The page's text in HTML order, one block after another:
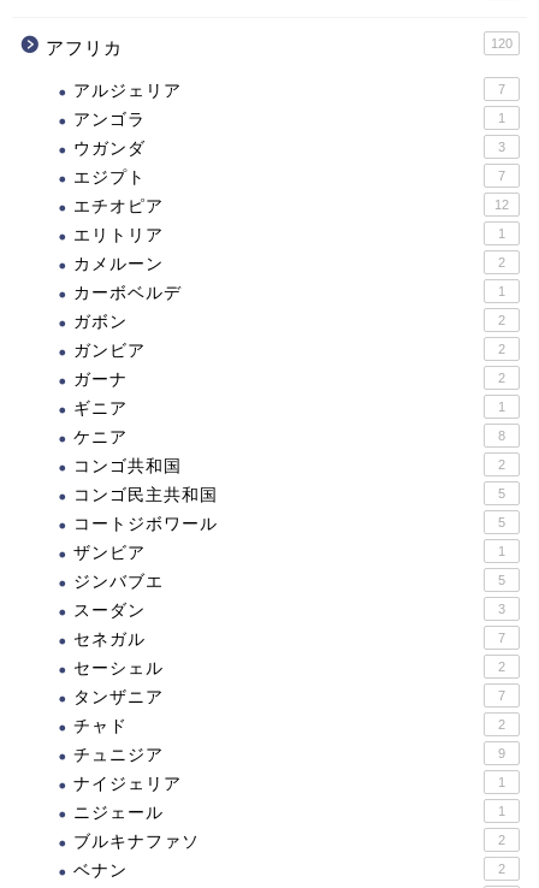
アフリカ 120
アルジェリア 7
アンゴラ 1
ウガンダ 3
エジプト 7
エチオピア 12
エリトリア 1
カメルーン 2
カーボベルデ 1
ガボン 2
ガンビア 2
ガーナ 2
ギニア 1
ケニア 8
コンゴ共和国 2
コンゴ民主共和国 5
コートジボワール 5
ザンビア 1
ジンバブエ 5
スーダン 3
セネガル 7
セーシェル 2
タンザニア 7
チャド 2
チュニジア 9
ナイジェリア 1
ニジェール 1
ブルキナファソ 2
ベナン 2